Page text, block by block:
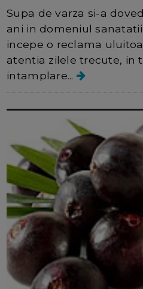
Supa de varza si-a
ani in domeniul sanatatii
incepe o reclama
atentia zilele trecute, in
intamplare...